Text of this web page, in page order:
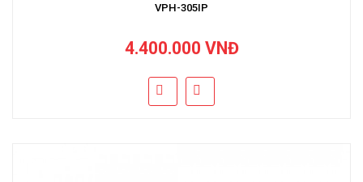
VPH-305IP
4.400.000 VNĐ